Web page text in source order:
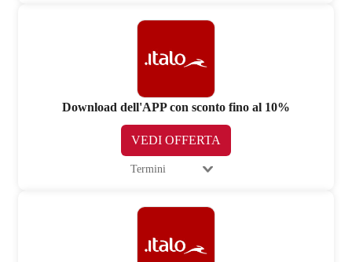
Download dell'APP con sconto fino al 10%
VEDI OFFERTA
Termini